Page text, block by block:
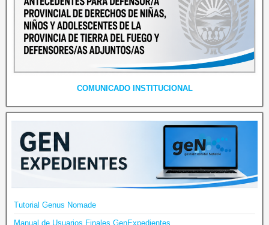
COMUNICADO INSTITUCIONAL
Tutorial Genus Nomade
Manual de Usuarios Finales GenExpedientes